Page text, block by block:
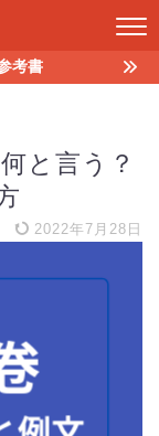
考書
と言う？
2022年7月28日